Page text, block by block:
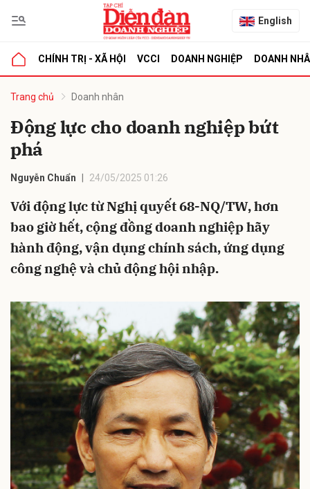
English
CHÍNH TRỊ - XÃ HỘI VCCI DOANH NGHIỆP DOANH
Trang chủ Doanh nhân
Động lực cho doanh nghiệp bứt
phá
Nguyễn Chuẩn 24/05/2025 01:26
Với động lực từ Nghị quyết 68-NQ/TW, hơn
bao giờ hết, cộng đồng doanh nghiệp hãy
hành động, vận dụng chính sách, ứng dụng
công nghệ và chủ động hội nhập.
luận
Hủy